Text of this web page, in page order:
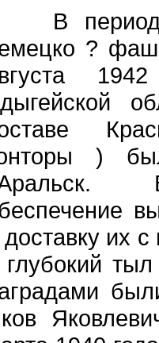
период
?
)
доставку их
глубокий